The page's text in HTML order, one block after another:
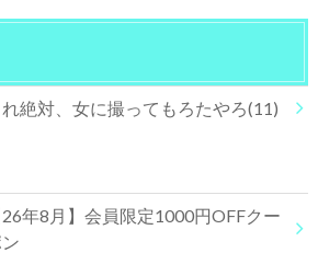
れ絶対、女に撮ってもろたやろ(11)
26年8月】会員限定1000円OFFクー